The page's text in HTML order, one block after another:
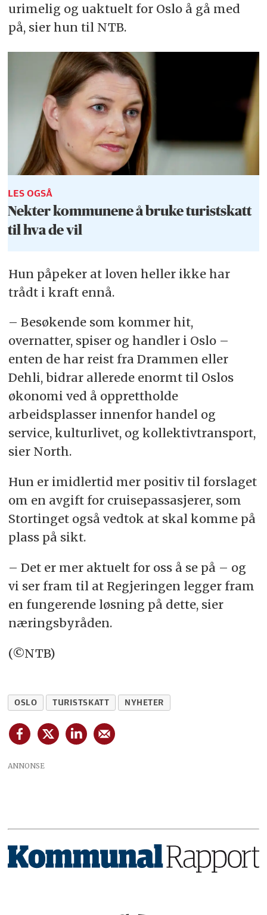
urimelig og uaktuelt for Oslo å gå med
på, sier hun til NTB.
LES OGSÅ
Nekter kommunene å bruke turistskatt
til hva de vil
Hun påpeker at loven heller ikke har
trådt i kraft ennå.
– Besøkende som kommer hit,
overnatter, spiser og handler i Oslo –
enten de har reist fra Drammen eller
Dehli, bidrar allerede enormt til Oslos
økonomi ved å opprettholde
arbeidsplasser innenfor handel og
service, kulturlivet, og kollektivtransport,
sier North.
Hun er imidlertid mer positiv til forslaget
om en avgift for cruisepassasjerer, som
Stortinget også vedtok at skal komme på
plass på sikt.
– Det er mer aktuelt for oss å se på – og
vi ser fram til at Regjeringen legger fram
en fungerende løsning på dette, sier
næringsbyråden.
(©NTB)
OSLO TURISTSKATT NYHETER
ANNONSE